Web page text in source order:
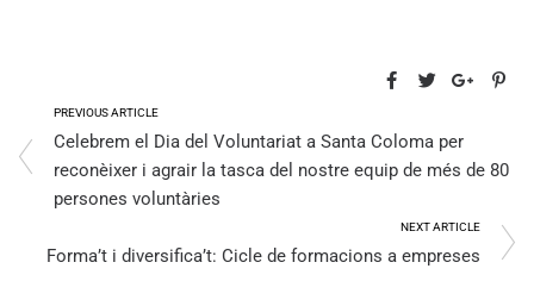
PREVIOUS ARTICLE
Celebrem el Dia del Voluntariat a Santa Coloma per
reconèixer i agrair la tasca del nostre equip de més de 80
persones voluntàries
NEXT ARTICLE
Forma’t i diversifica’t: Cicle de formacions a empreses